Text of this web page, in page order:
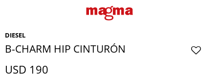
DIESEL
B-CHARM HIP CINTURÓN
USD 190